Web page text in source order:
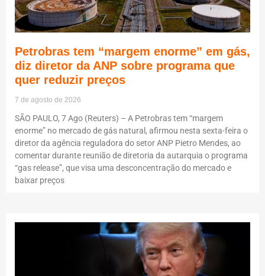
Petrobras tem “margem enorme” em gás,
diz diretor da ANP sobre programa que
quer reduzir preços
7 de agosto de 2026
SÃO PAULO, 7 Ago (Reuters) – A Petrobras tem “margem
enorme” no mercado de gás natural, afirmou nesta sexta-feira o
diretor da agência reguladora do setor ANP Pietro Mendes, ao
comentar durante reunião de diretoria da autarquia o programa
“gas release”, que visa uma desconcentração do mercado e
baixar preços